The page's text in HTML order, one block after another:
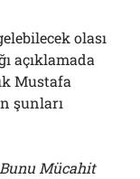
olası
açıklamada
Mustafa
şunları
Mücahit